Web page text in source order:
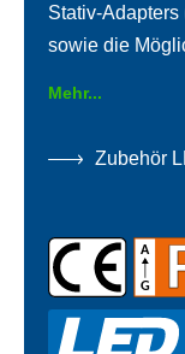
Stativ-
sowie die
Mehr...
Zubehör